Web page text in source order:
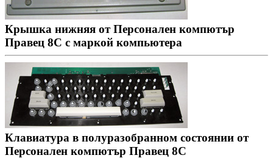
Крышка нижняя от Персонален компютър
Правец 8С с маркой компьютера
Клавиатура в полуразобранном состоянии от
Персонален компютър Правец 8С